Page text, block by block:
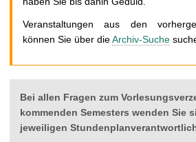
Veranstaltungen aus den
können Sie über dieArchiv-Suche
Bei allen Fragen zum
kommenden Semesters wenden Sie
jeweiligen